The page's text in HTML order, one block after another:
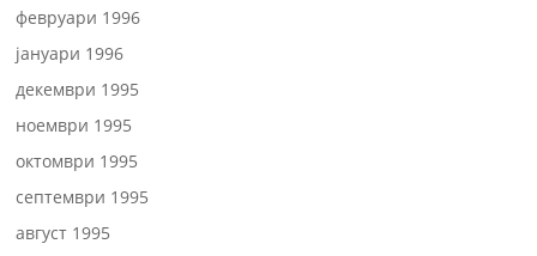
февруари 1996
јануари 1996
декември 1995
ноември 1995
октомври 1995
септември 1995
август 1995